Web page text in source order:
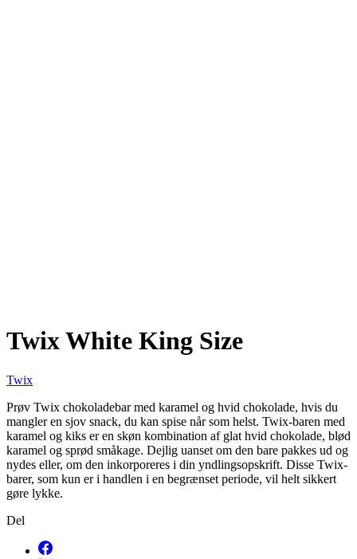
Twix White King Size
Twix
Prøv Twix chokoladebar med karamel og hvid chokolade, hvis du
mangler en sjov snack, du kan spise når som helst. Twix-baren med
karamel og kiks er en skøn kombination af glat hvid chokolade, blød
karamel og sprød småkage. Dejlig uanset om den bare pakkes ud og
nydes eller, om den inkorporeres i din yndlingsopskrift. Disse Twix-
barer, som kun er i handlen i en begrænset periode, vil helt sikkert
gøre lykke.
Del